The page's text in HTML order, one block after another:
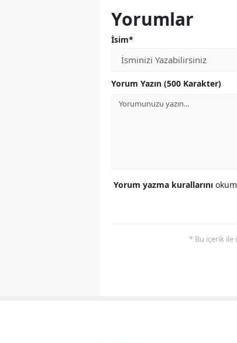
Yorumlar
İsim*
Yorum Yazın (500 Karakter)
Yorum yazma kurallarını
* Bu içerik ile